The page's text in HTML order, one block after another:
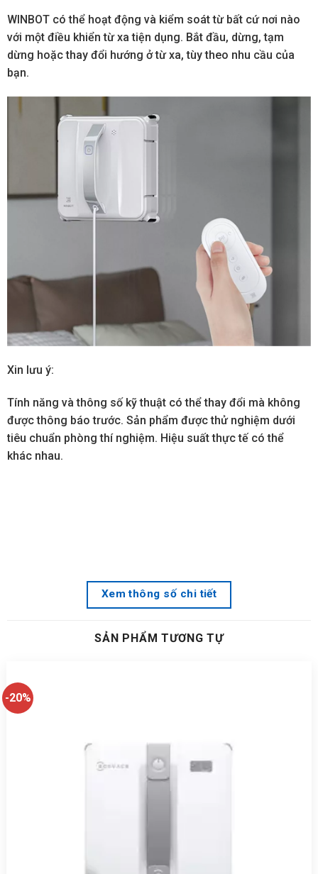
WINBOT có thể hoạt động và kiểm soát từ bất cứ nơi nào
với một điều khiển từ xa tiện dụng. Bắt đầu, dừng, tạm
dừng hoặc thay đổi hướng ở từ xa, tùy theo nhu cầu của
bạn.
Xin lưu ý:
Tính năng và thông số kỹ thuật có thể thay đổi mà không
được thông báo trước. Sản phẩm được thử nghiệm dưới
tiêu chuẩn phòng thí nghiệm. Hiệu suất thực tế có thể
khác nhau.
Xem thông số chi tiết
SẢN PHẨM TƯƠNG TỰ
-20%